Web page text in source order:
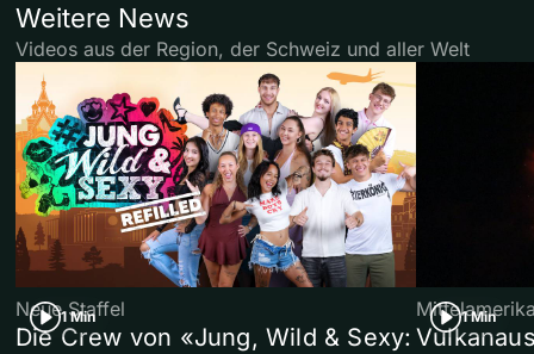
Weitere News
Videos aus der Region, der Schweiz und aller Welt
1 Min
Neue Staffel
Die Crew von «Jung, Wild & Sexy:
1 Min